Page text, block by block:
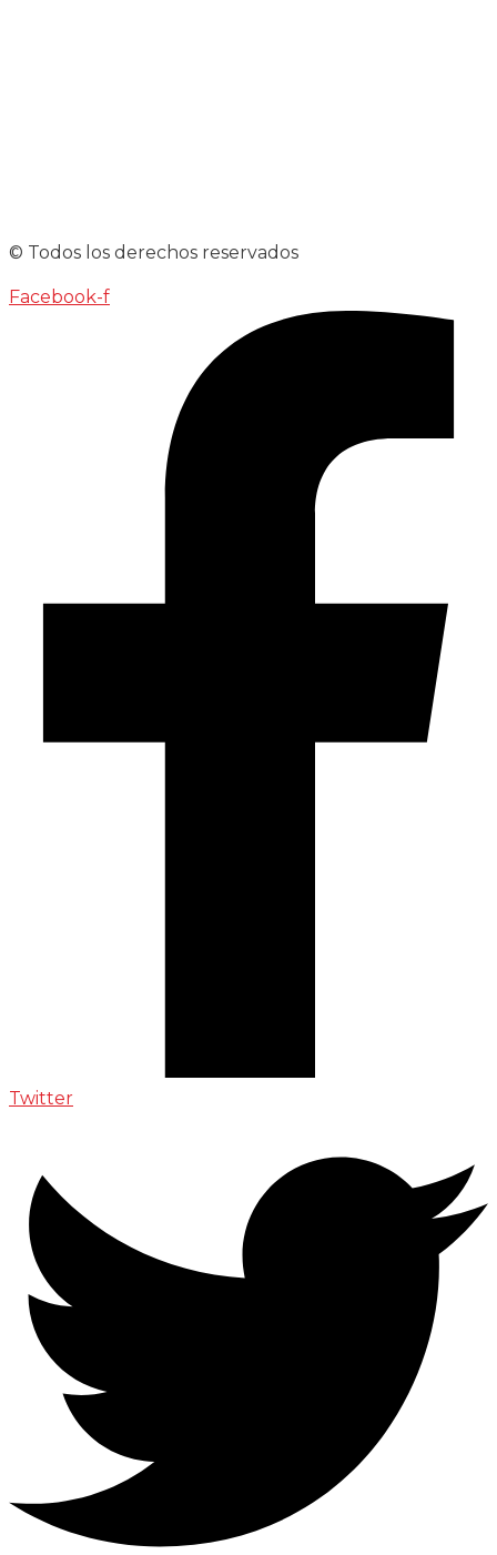
© Todos los derechos reservados
Facebook-f
Twitter